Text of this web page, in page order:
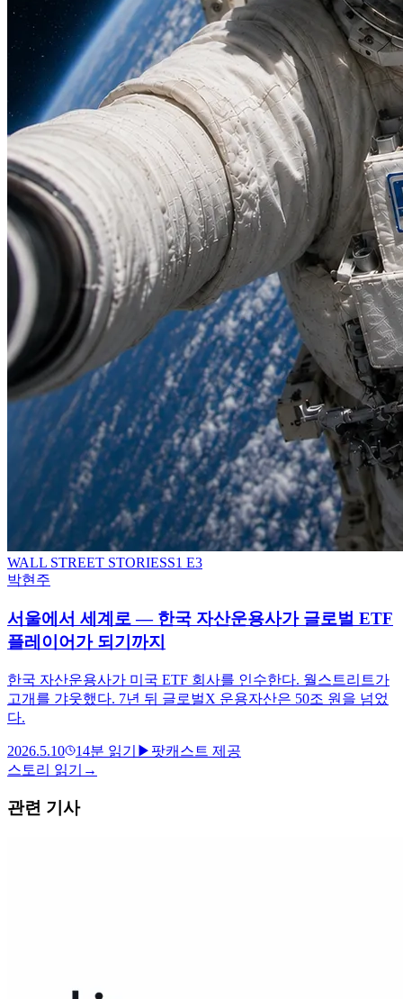
WALL STREET STORIESS1 E3
박현주
서울에서 세계로 — 한국 자산운용사가 글로벌 ETF
플레이어가 되기까지
한국 자산운용사가 미국 ETF 회사를 인수한다. 월스트리트가
고개를 갸웃했다. 7년 뒤 글로벌X 운용자산은 50조 원을 넘었
다.
2026.5.10 14분 읽기 ▶ 팟캐스트 제공
스토리 읽기 →
관련 기사